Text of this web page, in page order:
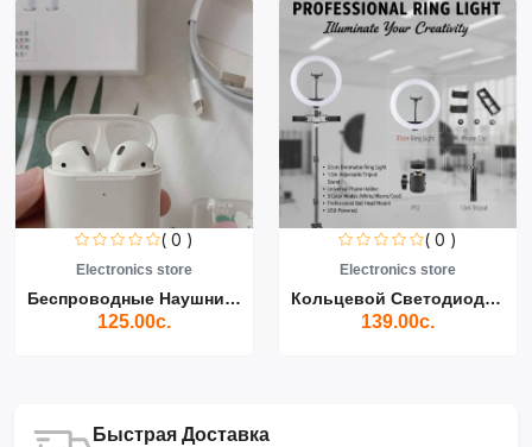
( 0 )
Electronics store
Беспроводные Наушники Air...
125.00с.
( 0 )
Electronics store
Кольцевой Светодиодный Св...
139.00с.
Быстрая Доставка